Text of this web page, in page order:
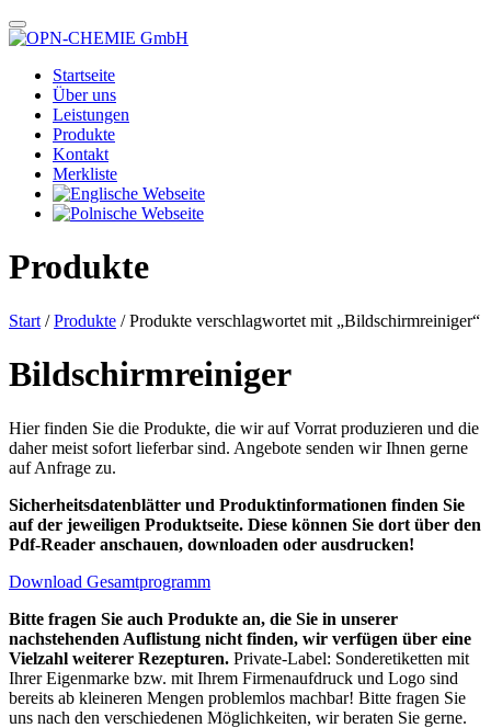
Startseite
Über uns
Leistungen
Produkte
Kontakt
Merkliste
Produkte
Start /Produkte / Produkte verschlagwortet mit „Bildschirmreiniger“
Bildschirmreiniger
Hier finden Sie die Produkte, die wir auf Vorrat produzieren und die
daher meist sofort lieferbar sind. Angebote senden wir Ihnen gerne
auf Anfrage zu.
Sicherheitsdatenblätter und Produktinformationen finden Sie
auf der jeweiligen Produktseite. Diese können Sie dort über den
Pdf-Reader anschauen, downloaden oder ausdrucken!
Download Gesamtprogramm
Bitte fragen Sie auch Produkte an, die Sie in unserer
nachstehenden Auflistung nicht finden, wir verfügen über eine
Vielzahl weiterer Rezepturen. Private-Label: Sonderetiketten mit
Ihrer Eigenmarke bzw. mit Ihrem Firmenaufdruck und Logo sind
bereits ab kleineren Mengen problemlos machbar! Bitte fragen Sie
uns nach den verschiedenen Möglichkeiten, wir beraten Sie gerne.